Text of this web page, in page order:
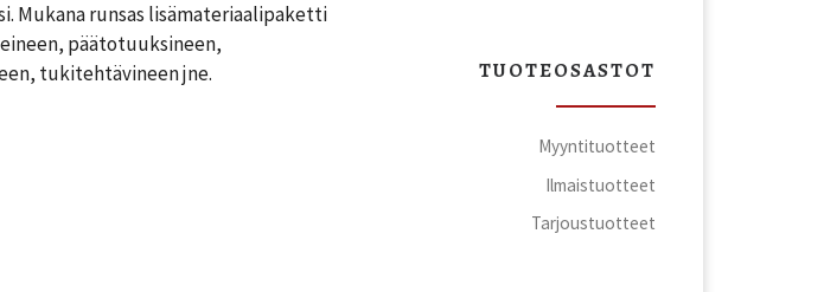
Mukana runsas lisämateriaalipaketti
päätotuuksineen,
tukitehtävineen jne.
TUOTEOSASTOT
Myyntituotteet
Ilmaistuotteet
Tarjoustuotteet